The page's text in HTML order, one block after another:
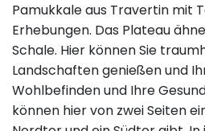
Pamukkale aus Travertin mit
Erhebungen. Das Plateau
Schale. Hier können Sie
Landschaften genießen und
Wohlbefinden und Ihre
können hier von zwei Seiten